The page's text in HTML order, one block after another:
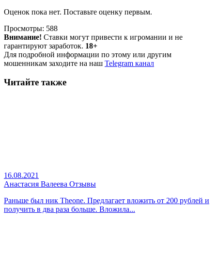
Оценок пока нет. Поставьте оценку первым.
Просмотры: 588
Внимание! Ставки могут привести к игромании и не
гарантируют заработок. 18+
Для подробной информации по этому или другим
мошенникам заходите на наш Telegram канал
Читайте также
16.08.2021
Анастасия Валеева Отзывы
Раньше был ник Theone. Предлагает вложить от 200 рублей и
получить в два раза больше. Вложила...